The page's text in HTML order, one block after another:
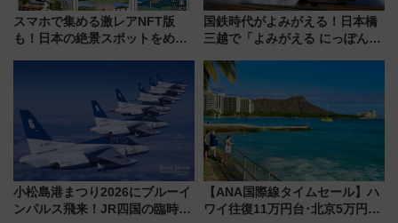
スマホで集める激レアNFT版
も！日本の絶景スポットをめぐ
国鉄時代がよみがえる！日本橋
三越で「よみがえる にっぽんの
敬の名作写真も、駅弁フェスも
同時開催！
小松島港まつり2026にブルーイ
ンパルス飛来！JR四国の臨時ダ
【ANA国際線タイムセール】ハ
ワイ往復11万円台･北京5万円台